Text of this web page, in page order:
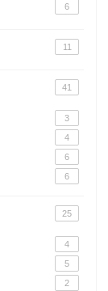
6
11
41
3
4
6
6
25
4
5
2